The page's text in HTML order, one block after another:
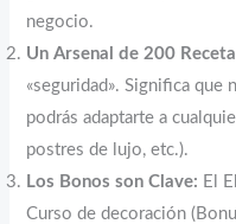
negocio.
Un Arsenal de 200
«seguridad». Significa que
podrás adaptarte a
postres de lujo, etc.).
Los Bonos son Clave: El
Curso de decoración